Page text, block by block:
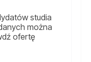
studia
można
ofertę